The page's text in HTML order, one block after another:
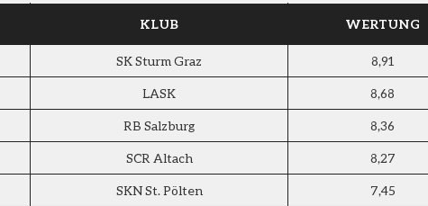
KLUB WERTUNG
SK Sturm Graz 8,91
LASK 8,68
RB Salzburg 8,36
SCR Altach 8,27
SKN St. Pölten 7,45